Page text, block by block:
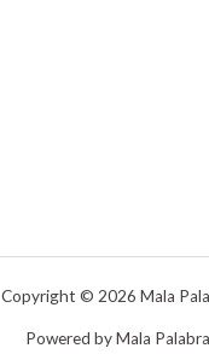
Copyright © 2026 Mala
Powered by Mala Palabra